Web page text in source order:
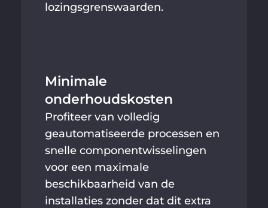
lozingsgrenswaarden.
Minimale
onderhoudskosten
Profiteer van volledig
geautomatiseerde processen en
snelle componentwisselingen
voor een maximale
beschikbaarheid van de
installaties zonder dat dit extra